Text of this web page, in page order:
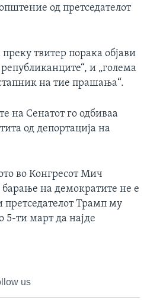
од претседателот
твитер порака објави
и „голема
на тие прашања“.
на Сенатот го одбиваа
од депортација на
во Конгресот Мич
на демократите не е
Трамп му
5-ти март да најде
us